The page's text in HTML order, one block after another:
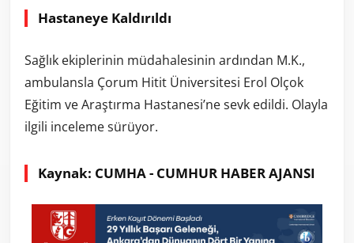
Hastaneye Kaldırıldı
Sağlık ekiplerinin müdahalesinin ardından M.K.,
ambulansla Çorum Hitit Üniversitesi Erol Olçok
Eğitim ve Araştırma Hastanesi’ne sevk edildi. Olayla
ilgili inceleme sürüyor.
Kaynak: CUMHA - CUMHUR HABER AJANSI